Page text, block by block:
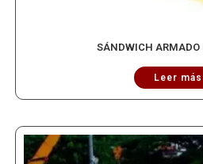
SÁNDWICH ARMADO
Leer más